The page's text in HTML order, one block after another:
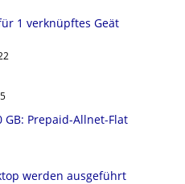
1 verknüpftes Geät
GB: Prepaid-Allnet-Flat
werden ausgeführt